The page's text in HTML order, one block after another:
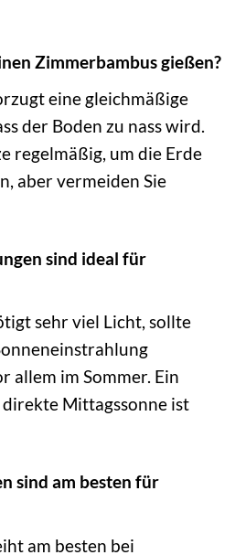
Zimmerbambus gießen?
eine gleichmäßige
der Boden zu nass wird.
regelmäßig, um die Erde
aber vermeiden Sie
sind ideal für
sehr viel Licht, sollte
allem im Sommer. Ein
Mittagssonne ist
sind am besten für
am besten bei